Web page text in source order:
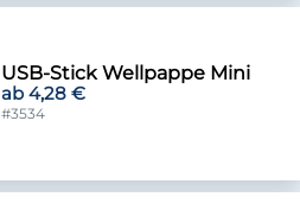
USB-Stick Wellpappe Mini
ab 4,28 €
#3534